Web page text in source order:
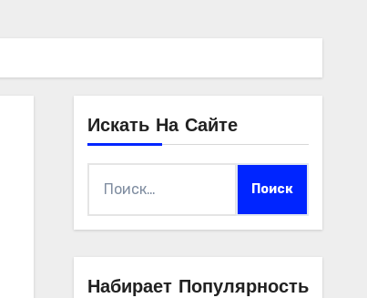
Искать На Сайте
Набирает Популярность